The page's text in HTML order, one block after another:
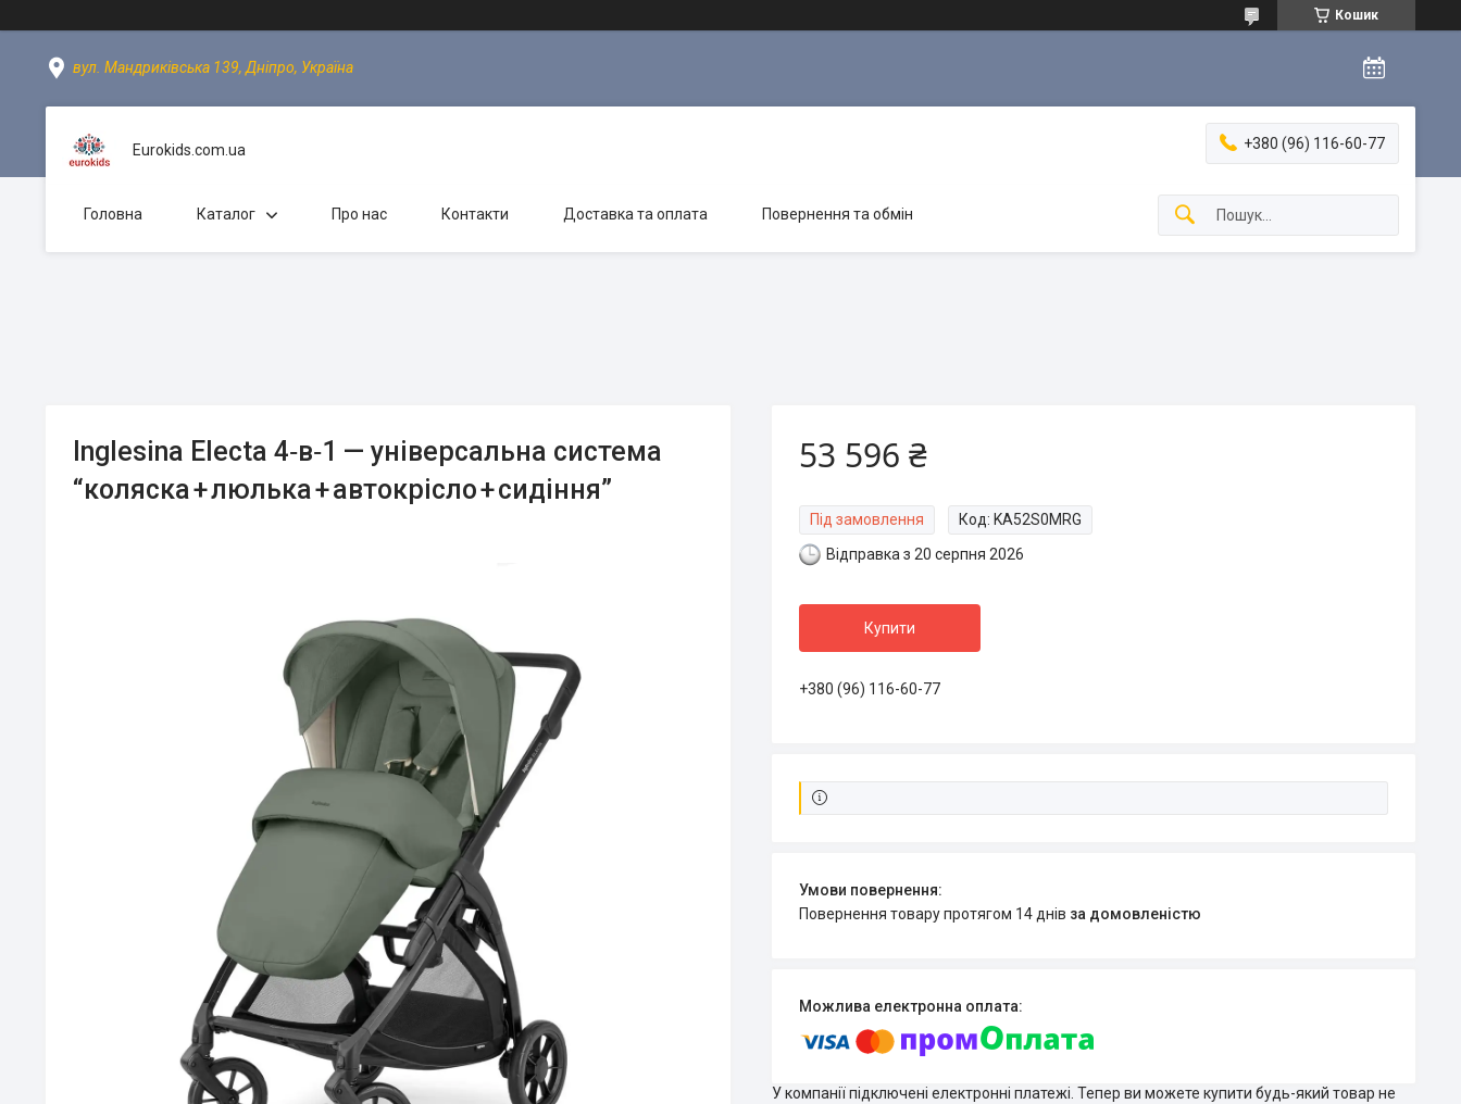
Кошик
вул. Мандриківська 139, Дніпро, Україна
Eurokids.com.ua +380 (96) 116-60-77
Головна Каталог Про нас Контакти Доставка та оплата Повернення та обмін
Inglesina Electa 4‑в‑1 — універсальна система
“коляска + люлька + автокрісло + сидіння”
53 596 ₴
Під замовлення Код: KA52S0MRG
Відправка з 20 серпня 2026
Купити
+380 (96) 116-60-77
повернення товару протягом 14 днів за домовленістю
У компанії підключені електронні платежі. Тепер ви можете купити будь-який товар не